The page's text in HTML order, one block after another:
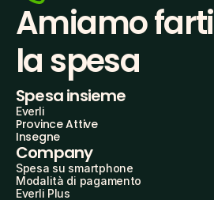
Amiamo farti
la spesa
Spesa insieme
Everli
Province Attive
Insegne
Company
Spesa su smartphone
Modalità di pagamento
Everli Plus